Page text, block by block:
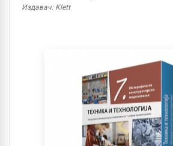
Издавач: Klett